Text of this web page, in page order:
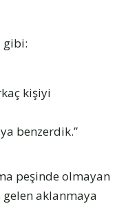
gibi:
kişiyi
benzerdik.”
peşinde olmayan
aklanmaya